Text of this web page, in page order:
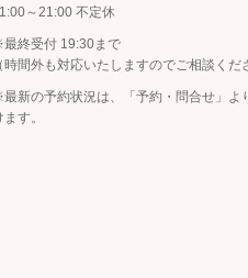
～21:00 不定休
終受付 19:30まで
（時間外も対応いたしますのでご相談くだ
新の予約状況は、 「予約・問合せ」 よ
ます。